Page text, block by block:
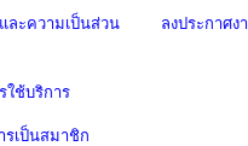
ละความเป็นส่วน
ใช้บริการ
เป็นสมาชิก
ลงประกาศง